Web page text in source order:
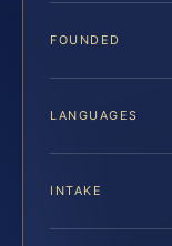
FOUNDED
LANGUAGES
INTAKE